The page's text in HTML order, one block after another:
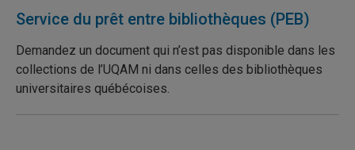
Service du prêt entre bibliothèques (PEB)
Demandez un document qui n’est pas disponible dans les
collections de l’UQAM ni dans celles des bibliothèques
universitaires québécoises.